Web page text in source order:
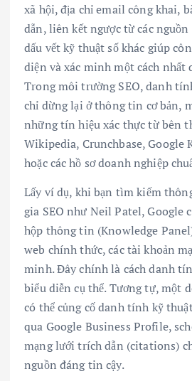
xã hội, địa chỉ email công khai,
dẫn, liên kết ngược từ các
dấu vết kỹ thuật số khác giúp
diện và xác minh một cách nhất
Trong môi trường SEO, danh
chỉ dừng lại ở thông tin cơ bản,
những tín hiệu xác thực từ bên
Wikipedia, Crunchbase, Google
hoặc các hồ sơ doanh nghiệp
Lấy ví dụ, khi bạn tìm kiếm
gia SEO như Neil Patel, Google
hộp thông tin (Knowledge
web chính thức, các tài khoản
minh. Đây chính là cách danh
biểu diễn cụ thể. Tương tự, một
có thể củng cố danh tính kỹ
qua Google Business Profile,
mạng lưới trích dẫn (citations)
nguồn đáng tin cậy.